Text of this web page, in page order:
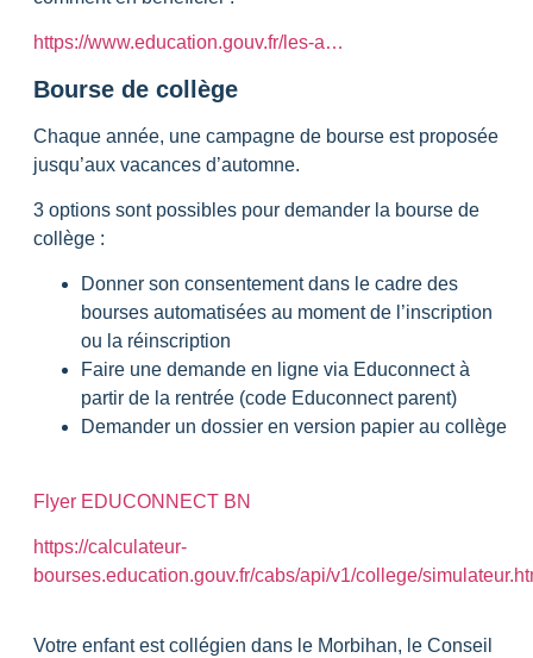
https://www.education.gouv.fr/les-a…
Bourse de collège
Chaque année, une campagne de bourse est proposée
jusqu’aux vacances d’automne.
3 options sont possibles pour demander la bourse de
collège :
Donner son consentement dans le cadre des
bourses automatisées au moment de l’inscription
ou la réinscription
Faire une demande en ligne via Educonnect à
partir de la rentrée (code Educonnect parent)
Demander un dossier en version papier au collège
Flyer EDUCONNECT BN
https://calculateur-
bourses.education.gouv.fr/cabs/api/v1/college/
Votre enfant est collégien dans le Morbihan, le Conseil